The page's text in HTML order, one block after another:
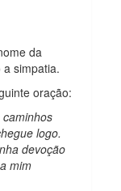
da
simpatia.
oração:
logo.
devoção
mim